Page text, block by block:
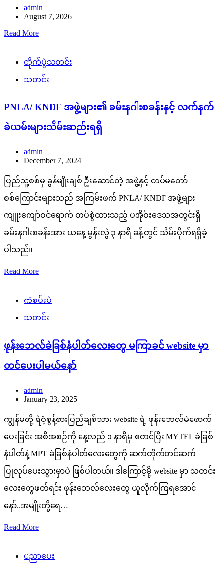
admin
August 7, 2026
Read More
တိုက်ပွဲသတင်း
သတင်း
PNLA/ KNDF အဖွဲ့များ၏ ခမ်းနဂါးစခန်းနှင့် လက်နက်
ခဲယမ်းများသိမ်းဆည်းရရှိ
admin
December 7, 2024
ပြည်သူ့စစ်မှ ခွန်မျိုးချစ် ဦးဆောင်တဲ့ အဖွဲ့နှင့် တပ်မတော်
စစ်ကြောင်းများသည် အကြမ်းဖက် PNLA/ KNDF အဖွဲ့များ
ကျူးကျော်ဝင်ရောက် တပ်စွဲထားသည့် ပအိုဝ်းဒေသအတွင်းရှိ
ခမ်းနဂါးစခန်းအား ယနေ့ မွန်းလွဲ ၃ နာရီ ခန့်တွင် သိမ်းပိုက်ရရှိခဲ့
ပါသည်။
Read More
ကံစမ်းမဲ
သတင်း
ဖုန်းဘေလ်ခဲခြစ်နံပါတ်လေးတွေ မကြာခင် website မှာ
တင်ပေးပါမယ်နော်
admin
January 23, 2025
ကျွန်မတို့ ရဲဝံ့စွန့်စားပြည်ချစ်သား website ရဲ့ ဖုန်းဘေလ်မဲဖောက်
ပေးခြင်း အစီအစဉ်ကို နေ့လည် ၁ နာရီမှ စတင်ပြီး MYTEL ခဲခြစ်
နံပါတ်နဲ့ MPT ခဲခြစ်နံပါတ်လေးတွေကို ဆက်တိုက်တင်ဆက်
ပြုလုပ်ပေးသွားမှာပဲ ဖြစ်ပါတယ်။ ဒါကြောင့်မို့ website မှာ သတင်း
လေးတွေဖတ်ရင်း ဖုန်းဘေလ်လေးတွေ ယူလိုက်ကြရအောင်
နော်..အမျိုးတို့ရေ…
Read More
ပညာပေး